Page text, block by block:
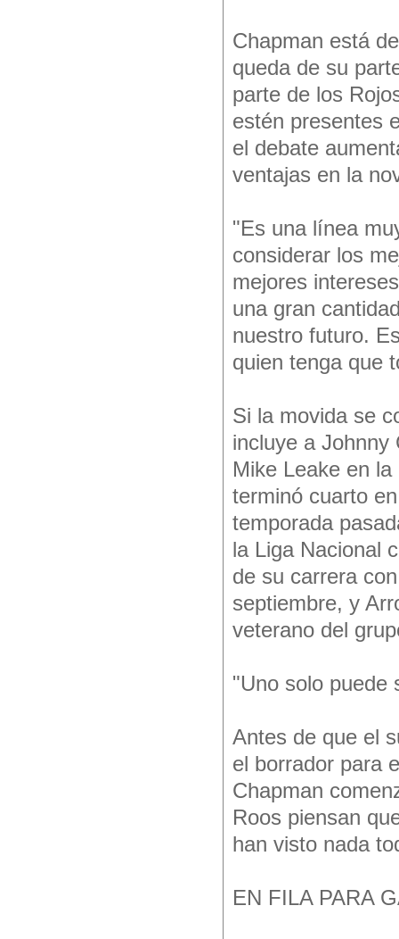
Chapman está
queda de su
parte de los
estén presentes
el debate
ventajas en la
"Es una línea
considerar los
mejores
una gran
nuestro futuro.
quien tenga que
Si la movida se
incluye a Johnny
Mike Leake en
terminó cuarto
temporada
la Liga Nacional
de su carrera
septiembre, y
veterano del
"Uno solo puede
Antes de que el
el borrador para
Chapman
Roos piensan
han visto nada
EN FILA PARA